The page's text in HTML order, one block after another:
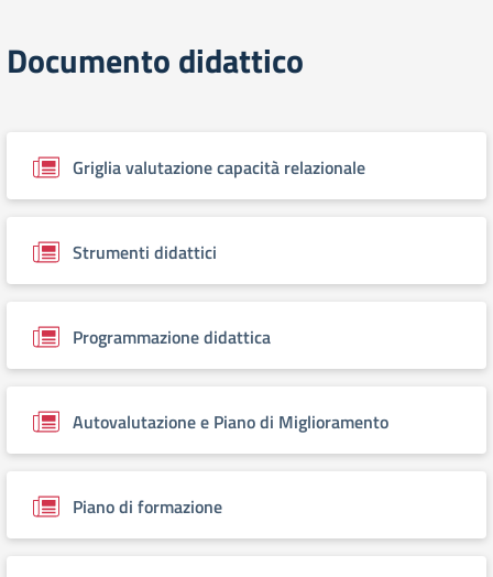
Documento didattico
Griglia valutazione capacità relazionale
Strumenti didattici
Programmazione didattica
Autovalutazione e Piano di Miglioramento
Piano di formazione